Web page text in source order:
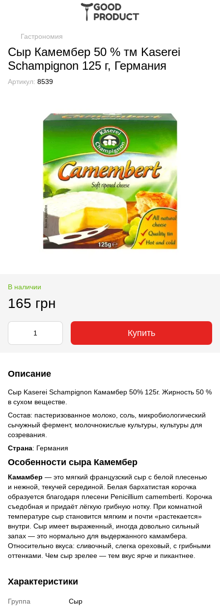
Гастрономия
Сыр Камембер 50 % тм Kaserei
Schampignon 125 г, Германия
Артикул: 8539
В наличии
165 грн
Купить
Описание
Сыр Kaserei Schampignon Камамбер 50% 125г. Жирность 50 %
в сухом веществе.
Состав: пастеризованное молоко, соль, микробиологический
сычужный фермент, молочнокислые культуры, культуры для
созревания.
Страна: Германия
Особенности сыра Камембер
Камамбер — это мягкий французский сыр с белой плесенью
и нежной, текучей серединой. Белая бархатистая корочка
образуется благодаря плесени Penicillium camemberti. Корочка
съедобная и придаёт лёгкую грибную нотку. При комнатной
температуре сыр становится мягким и почти «растекается»
внутри. Сыр имеет выраженный, иногда довольно сильный
запах — это нормально для выдержанного камамбера.
Относительно вкуса: сливочный, слегка ореховый, с грибными
оттенками. Чем сыр зрелее — тем вкус ярче и пикантнее.
Характеристики
Группа Сыр